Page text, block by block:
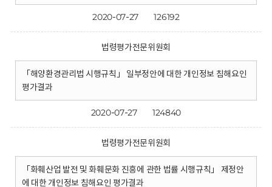
2020-07-27 126192
법령평가전문위원회
「해양환경관리법 시행규칙」 일부정안에 대한 개인정보 침해요인
평가결과
2020-07-27 124840
법령평가전문위원회
「화훼산업 발전 및 화훼문화 진흥에 관한 법률 시행규칙」 제정안
에 대한 개인정보 침해요인 평가결과